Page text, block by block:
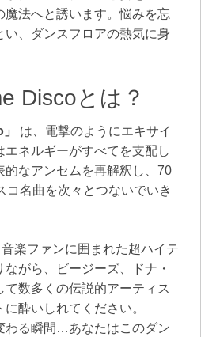
魔法へと誘います。悩みを忘
い、ダンスフロアの熱気に身
Discoとは？
は、電撃のようにエキサイ
ネルギーがすべてを支配し
的なアンセムを再解釈し、70
コ名曲を次々とつないでいき
楽ファンに囲まれた超ハイテ
がら、ビージーズ、ドナ・
数多くの伝説的アーティス
酔いしれてください。
わる瞬間…あなたはこのダン